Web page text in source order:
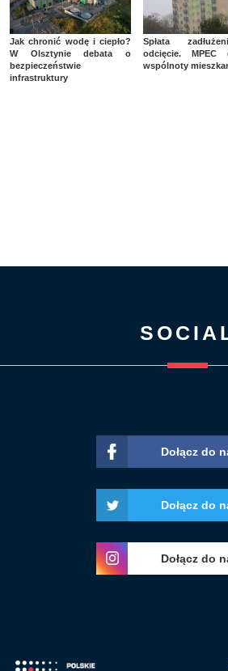
Jak chronić wodę i ciepło?
W Olsztynie debata o
bezpieczeństwie
infrastruktury
Spłata
odcięcie. MPEC
wspólnoty
Dołącz do
Dołącz do
Dołącz do